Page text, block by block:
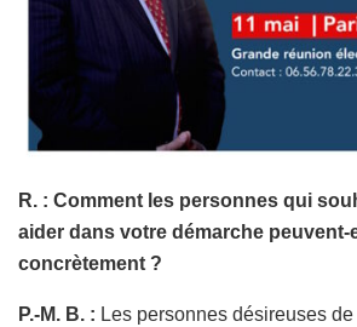
R. : Comment les personnes qui
aider dans votre démarche peuvent-
concrètement ?
P.-M. B. : Les personnes désireuses